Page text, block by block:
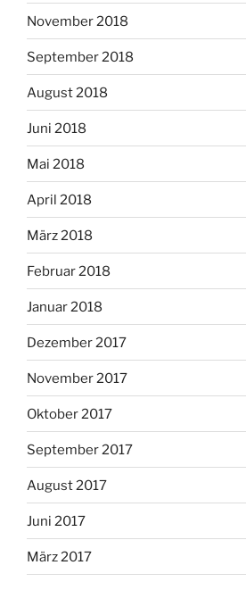
November 2018
September 2018
August 2018
Juni 2018
Mai 2018
April 2018
März 2018
Februar 2018
Januar 2018
Dezember 2017
November 2017
Oktober 2017
September 2017
August 2017
Juni 2017
März 2017